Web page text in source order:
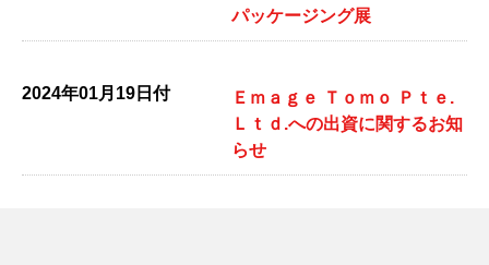
パッケージング展
2024年01月19日付
Ｅｍａｇｅ Ｔｏｍｏ Ｐｔｅ.
Ｌｔｄ.への出資に関するお知
らせ